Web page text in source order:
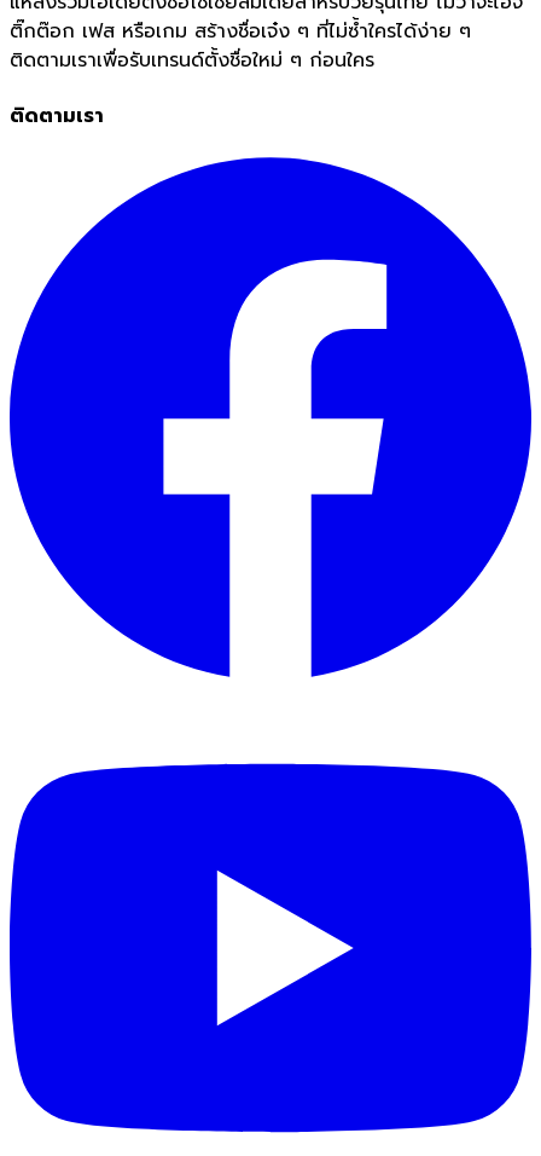
ติ๊กต๊อก เฟส หรือเกม สร้างชื่อเจ๋ง ๆ ที่ไม่ซ้ำใครได้ง่าย ๆ
ติดตามเราเพื่อรับเทรนด์ตั้งชื่อใหม่ ๆ ก่อนใคร
ติดตามเรา